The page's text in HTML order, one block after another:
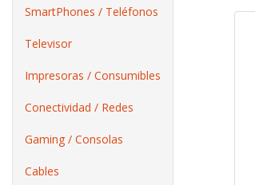
SmartPhones / Teléfonos
Televisor
Impresoras / Consumibles
Conectividad / Redes
Gaming / Consolas
Cables